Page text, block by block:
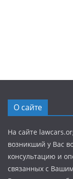
О сайте
На сайте
возникший у Вас
консультацию и
связанных с